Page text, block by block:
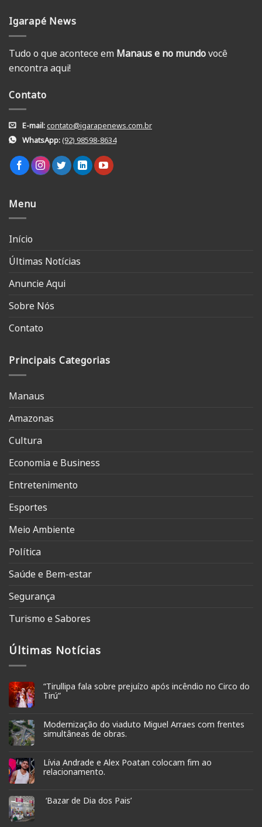
Igarapé News
Tudo o que acontece em Manaus e no mundovocê
encontra aqui!
Contato
E-mail:contato@igarapenews.com.br
WhatsApp:(92) 98598-8634
Menu
Início
Últimas Notícias
Anuncie Aqui
Sobre Nós
Contato
Principais Categorias
Manaus
Amazonas
Cultura
Economia e Business
Entretenimento
Esportes
Meio Ambiente
Política
Saúde e Bem-estar
Segurança
Turismo e Sabores
Últimas Notícias
“Tirullipa fala sobre prejuízo após incêndio no Circo do
Tirú”
Modernização do viaduto Miguel Arraes com frentes
simultâneas de obras.
Lívia Andrade e Alex Poatan colocam fim ao
relacionamento.
‘Bazar de Dia dos Pais’